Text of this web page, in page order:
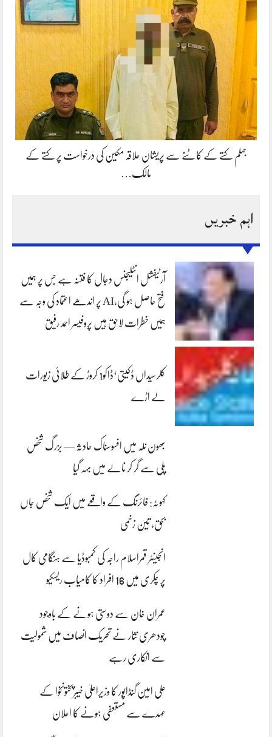
جہلم کتے کے کاٹنے سے پریشان علاقہ مکین کی درخواست پر کتے کے
مالک…
اہم خبریں
آرٹیفشل انٹلیجنس دجال کا فتنہ ہے جس پر ہمیں
فتح حاصل ہو گی،AI پر اندھے اعتماد کی وجہ سے
ہمیں خطرات لاحق ہیں پروفیسر احمد رفیق
کلرسیداں ڈکیتی‘ڈاکو1 کروڑ کے طلائی زیورات
لے اڑے
بھون نلہ میں افسوسناک حادثہ — بزرگ شخص
پلی سے گر کر نالے میں بہہ گیا
کہوٹہ: فائرنگ کے واقعے میں ایک شخص جاں
بحق، تین زخمی
انجینئر قمراسلام راجہ کی کمبوڈیا سے ہنگامی کال
پر چکری میں 16 افراد کا کامیاب ریسکیو
عمران خان سے دوستی ہونے کے باوجود
چودھری نثار نے تحریک انصاف میں شمولیت
سے انکاری رہے
علی امین گنڈاپور کا وزیراعلیٰ خیبرپختونخوا کے
عہدے سے مستعفی ہونے کا اعلان